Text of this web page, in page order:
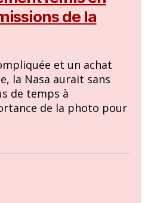
de la
et un achat
la Nasa aurait sans
de temps à
de la photo pour